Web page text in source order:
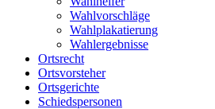
Wahlvorschläge
Wahlplakatierung
Wahlergebnisse
Ortsrecht
Ortsvorsteher
Ortsgerichte
Schiedspersonen